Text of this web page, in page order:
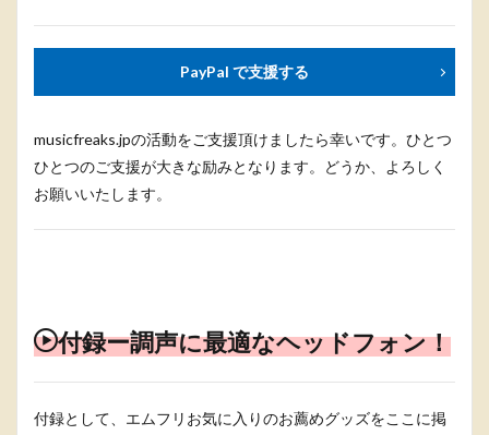
PayPal で支援する
musicfreaks.jpの活動をご支援頂けましたら幸いです。ひとつ
ひとつのご支援が大きな励みとなります。どうか、よろしく
お願いいたします。
付録ー調声に最適なヘッドフォン！
付録として、エムフリお気に入りのお薦めグッズをここに掲